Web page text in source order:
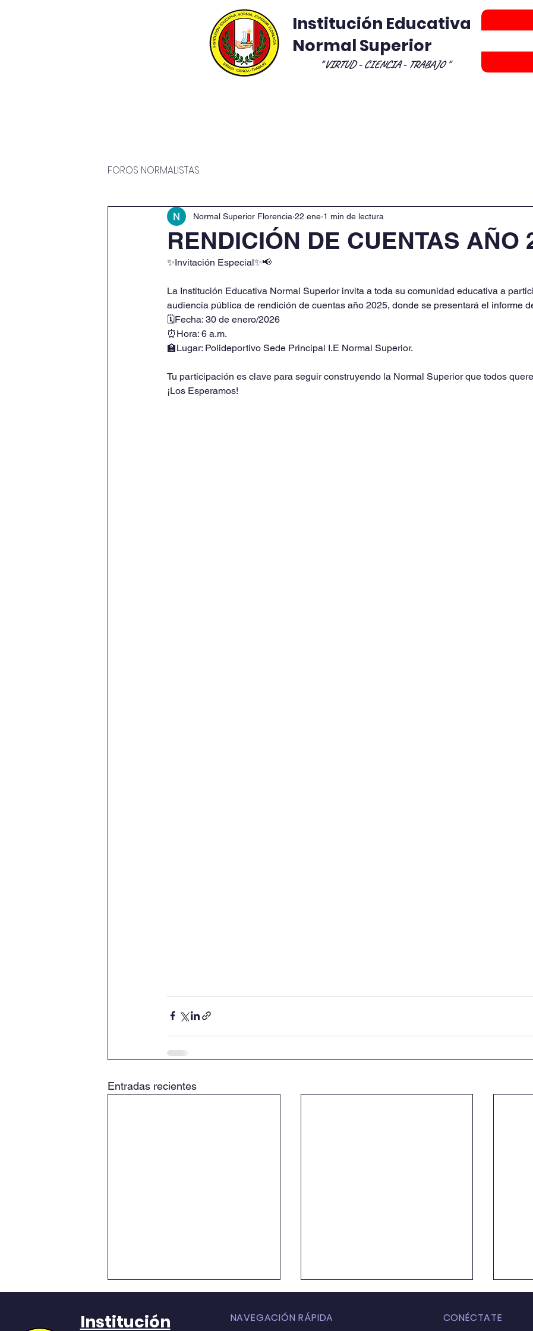
Institución Educativa
Normal Superior
" VIRTUD - CIENCIA - TRABAJO "
FOROS NORMALISTAS
RENDICIÓN DE CUENTAS AÑO
Normal Superior Florencia 22 ene 1 min de lectura
✨Invitación Especial✨📢
La Institución Educativa Normal Superior invita a toda su comunidad educativa a
audiencia pública de rendición de cuentas año 2025, donde se presentará el informe
🗓Fecha: 30 de enero/2026
⏰Hora: 6 a.m.
🏫Lugar: Polideportivo Sede Principal I.E Normal Superior.
Tu participación es clave para seguir construyendo la Normal Superior que todos
¡Los Esperamos!
Entradas recientes
Institución NAVEGACIÓN RÁPIDA CONÉCTATE